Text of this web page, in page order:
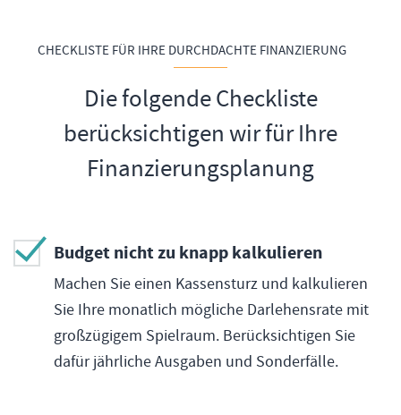
CHECKLISTE FÜR IHRE DURCHDACHTE FINANZIERUNG
Die folgende Checkliste
berücksichtigen wir für Ihre
Finanzierungsplanung
Budget nicht zu knapp kalkulieren
Machen Sie einen Kassensturz und kalkulieren
Sie Ihre monatlich mögliche Darlehensrate mit
großzügigem Spielraum. Berücksichtigen Sie
dafür jährliche Ausgaben und Sonderfälle.